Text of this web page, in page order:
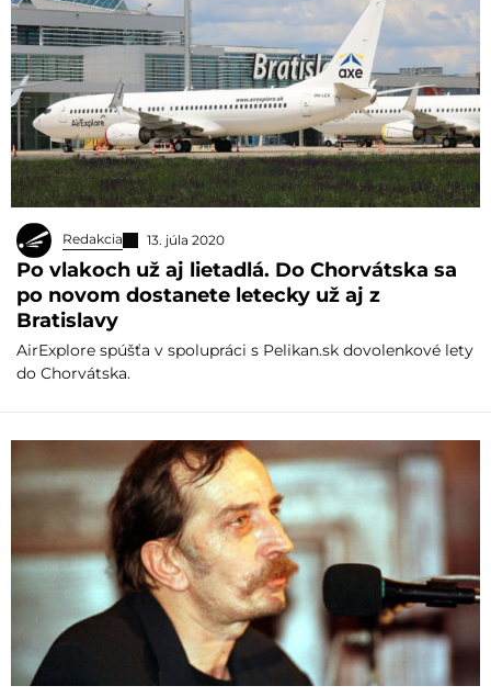
Redakcia 13. júla 2020
Po vlakoch už aj lietadlá. Do Chorvátska sa
po novom dostanete letecky už aj z
Bratislavy
AirExplore spúšťa v spolupráci s Pelikan.sk dovolenkové lety
do Chorvátska.